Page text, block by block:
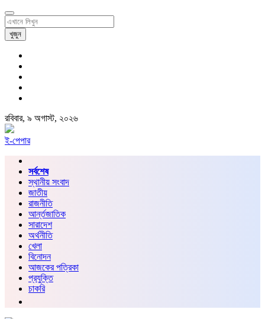
খুজুন
রবিবার, ৯ অগাস্ট, ২০২৬
ই-পেপার
সর্বশেষ
স্থানীয় সংবাদ
জাতীয়
রাজনীতি
আর্ন্তজাতিক
সারাদেশ
অর্থনীতি
খেলা
বিনোদন
আজকের পত্রিকা
প্রযুক্তি
চাকরি